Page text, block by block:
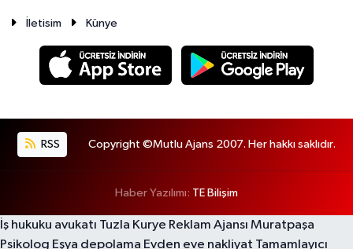
İletisim Künye
RSS Copyright ©Mutlu Ajans 2007. Her hakkı saklıdır.
Haber Yazılımı: TE Bilişim
İş hukuku avukatı Tuzla Kurye Reklam Ajansı Muratpaşa
Psikolog Eşya depolama Evden eve nakliyat Tamamlayıcı